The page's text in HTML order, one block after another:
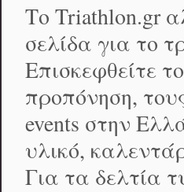
Το Triathlon.gr
σελίδα για το
Επισκεφθείτε
προπόνηση,
events στην
υλικό,
Για τα δελτία